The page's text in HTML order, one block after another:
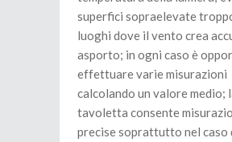
superfici sopraelevate
luoghi dove il vento crea
asporto; in ogni caso è
effettuare varie misurazioni
calcolando un valore medio;
tavoletta consente
precise soprattutto nel caso